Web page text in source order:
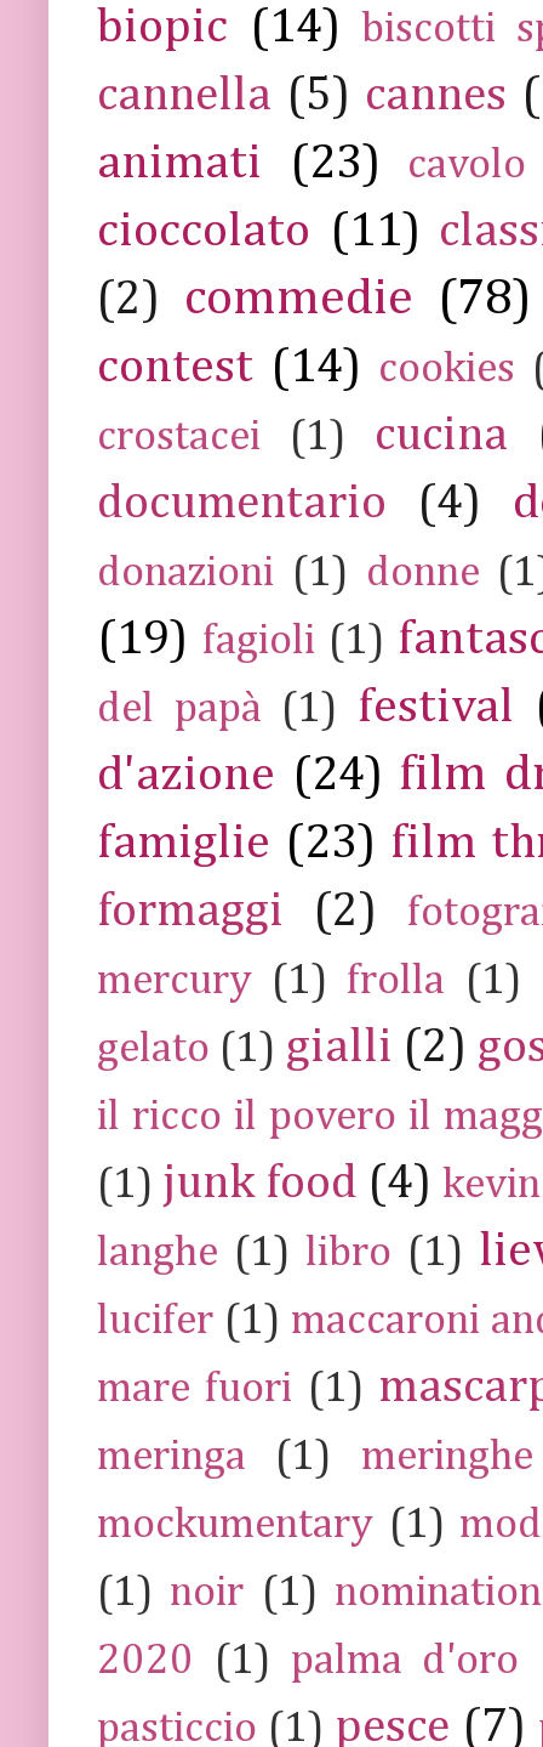
biopic (14) biscotti
cannella (5) cannes
animati
(23) cavolo
cioccolato (11)
(2)
commedie (78)
contest (14) cookies
crostacei
(1) cucina
documentario
(4)
donazioni (1) donne
(19) fagioli (1)
del papà (1) festival
d'azione (24) film
famiglie (23) film
formaggi
(2)
mercury (1) frolla (1)
gelato (1) gialli (2)
il ricco il povero il
(1) junk food (4)
langhe (1) libro (1)
lucifer (1) maccaroni
mare fuori (1)
meringa (1)
meringhe
mockumentary (1)
(1) noir (1)
2020
(1) palma d'oro
pasticcio (1) pesce (7)